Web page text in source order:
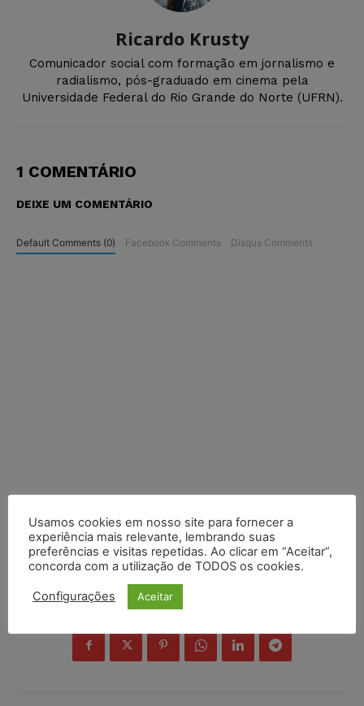
Ricardo Krusty
Comunicador social com formação em jornalismo e
radialismo, pós-graduado em cinema pela
Universidade Federal do Rio Grande do Norte (UFRN).
1 COMENTÁRIO
DEIXE UM COMENTÁRIO
Default Comments (0) Facebook Comments Disqus Comments
COMPARTILHE
Usamos cookies em nosso site para fornecer a
experiência mais relevante, lembrando suas
preferências e visitas repetidas. Ao clicar em “Aceitar”,
concorda com a utilização de TODOS os cookies.
Configurações Aceitar